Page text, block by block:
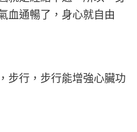
血通暢了，身心就自由
步行，步行能增強心臟功